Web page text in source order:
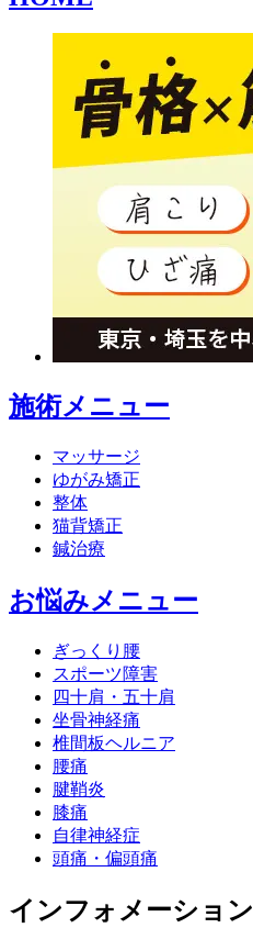
施術メニュー
マッサージ
ゆがみ矯正
整体
猫背矯正
鍼治療
お悩みメニュー
ぎっくり腰
スポーツ障害
四十肩・五十肩
坐骨神経痛
椎間板ヘルニア
腰痛
腱鞘炎
膝痛
自律神経症
頭痛・偏頭痛
インフォメーション